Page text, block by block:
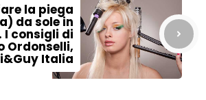
la piega
da sole in
I consigli di
Ordonselli,
Italia